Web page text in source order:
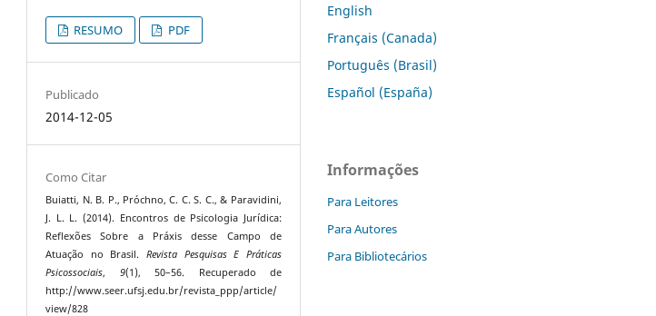
RESUMO PDF
Publicado
2014-12-05
Como Citar
Buiatti, N. B. P., Próchno, C. C. S. C., & Paravidini,
J. L. L. (2014). Encontros de Psicologia Jurídica:
Reflexões Sobre a Práxis desse Campo de
Atuação no Brasil. Revista Pesquisas E Práticas
Psicossociais, 9(1), 50–56. Recuperado de
http://www.seer.ufsj.edu.br/revista_ppp/article/
view/828
English
Français (Canada)
Português (Brasil)
Español (España)
Informações
Para Leitores
Para Autores
Para Bibliotecários